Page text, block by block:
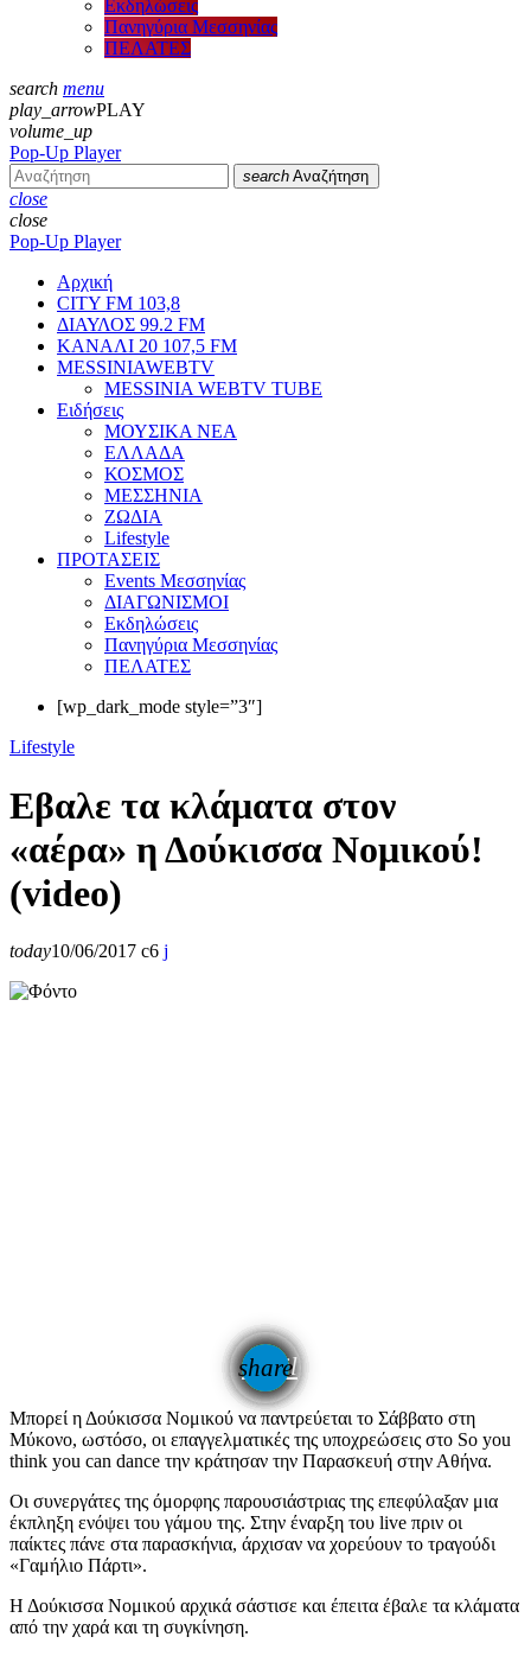
Εκδηλώσεις
Πανηγύρια Μεσσηνίας
ΠΕΛΑΤΕΣ
search menu
play_arrowPLAY
volume_up
Pop-Up Player
search Αναζήτηση
close
close
Pop-Up Player
Αρχική
CITY FM 103,8
ΔΙΑΥΛΟΣ 99.2 FM
ΚΑΝΑΛΙ 20 107,5 FM
MESSINIAWEBTV
MESSINIA WEBTV TUBE
Eιδήσεις
ΜΟΥΣΙΚΑ ΝΕΑ
ΕΛΛΑΔΑ
ΚΟΣΜΟΣ
ΜΕΣΣΗΝΙΑ
ΖΩΔΙΑ
Lifestyle
ΠΡΟΤΑΣΕΙΣ
Events Μεσσηνίας
ΔΙΑΓΩΝΙΣΜΟΙ
Εκδηλώσεις
Πανηγύρια Μεσσηνίας
ΠΕΛΑΤΕΣ
[wp_dark_mode style=”3″]
Lifestyle
Εβαλε τα κλάματα στον
«αέρα» η Δούκισσα Νομικού!
(video)
today10/06/2017 6
share
email
Μπορεί η Δούκισσα Νομικού να παντρεύεται το Σάββατο στη
Μύκονο, ωστόσο, οι επαγγελματικές της υποχρεώσεις στο So you
think you can dance την κράτησαν την Παρασκευή στην Αθήνα.
Οι συνεργάτες της όμορφης παρουσιάστριας της επεφύλαξαν μια
έκπληξη ενόψει του γάμου της. Στην έναρξη του live πριν οι
παίκτες πάνε στα παρασκήνια, άρχισαν να χορεύουν το τραγούδι
«Γαμήλιο Πάρτι».
Η Δούκισσα Νομικού αρχικά σάστισε και έπειτα έβαλε τα κλάματα
από την χαρά και τη συγκίνηση.